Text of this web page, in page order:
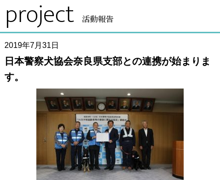
project 活動報告
2019年7月31日
日本警察犬協会奈良県支部との連携が始まりま
す。